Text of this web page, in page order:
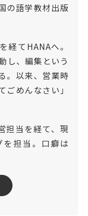
の語学教材出版
経てHANAへ。
し、編集という
。以来、営業時
めんなさい」
担当を経て、現
担当。口癖は